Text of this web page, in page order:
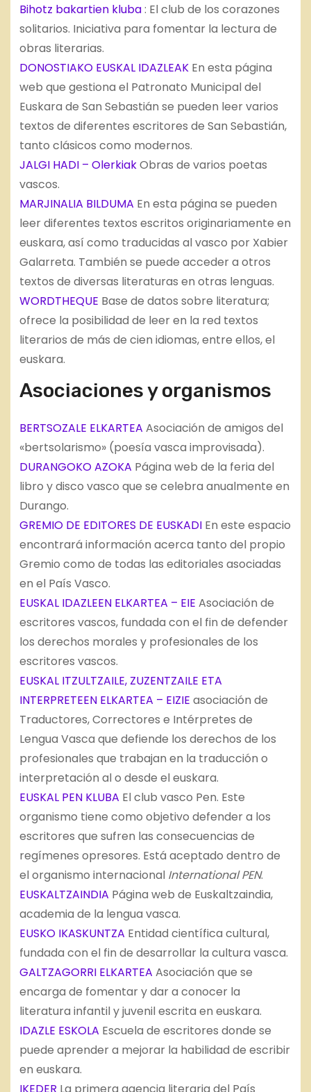
Bihotz bakartien kluba: El club de los corazones
solitarios. Iniciativa para fomentar la lectura de
obras literarias.
DONOSTIAKO EUSKAL IDAZLEAK En esta página
web que gestiona el Patronato Municipal del
Euskara de San Sebastián se pueden leer varios
textos de diferentes escritores de San Sebastián,
tanto clásicos como modernos.
JALGI HADI – OlerkiakObras de varios poetas
vascos.
MARJINALIA BILDUMA En esta página se pueden
leer diferentes textos escritos originariamente en
euskara, así como traducidas al vasco por Xabier
Galarreta. También se puede acceder a otros
textos de diversas literaturas en otras lenguas.
WORDTHEQUE Base de datos sobre literatura;
ofrece la posibilidad de leer en la red textos
literarios de más de cien idiomas, entre ellos, el
euskara.
Asociaciones y organismos
BERTSOZALE ELKARTEA Asociación de amigos del
«bertsolarismo» (poesía vasca improvisada).
DURANGOKO AZOKA Página web de la feria del
libro y disco vasco que se celebra anualmente en
Durango.
GREMIO DE EDITORES DE EUSKADI En este espacio
encontrará información acerca tanto del propio
Gremio como de todas las editoriales asociadas
en el País Vasco.
EUSKAL IDAZLEEN ELKARTEA – EIE Asociación de
escritores vascos, fundada con el fin de defender
los derechos morales y profesionales de los
escritores vascos.
EUSKAL ITZULTZAILE, ZUZENTZAILE ETA
INTERPRETEEN ELKARTEA – EIZIE asociación de
Traductores, Correctores e Intérpretes de
Lengua Vasca que defiende los derechos de los
profesionales que trabajan en la traducción o
interpretación al o desde el euskara.
EUSKAL PEN KLUBA El club vasco Pen. Este
organismo tiene como objetivo defender a los
escritores que sufren las consecuencias de
regímenes opresores. Está aceptado dentro de
el organismo internacional International PEN.
EUSKALTZAINDIA Página web de Euskaltzaindia,
academia de la lengua vasca.
EUSKO IKASKUNTZA Entidad científica cultural,
fundada con el fin de desarrollar la cultura vasca.
GALTZAGORRI ELKARTEA Asociación que se
encarga de fomentar y dar a conocer la
literatura infantil y juvenil escrita en euskara.
IDAZLE ESKOLA Escuela de escritores donde se
puede aprender a mejorar la habilidad de escribir
en euskara.